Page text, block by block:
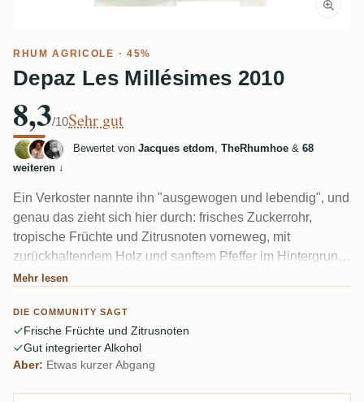
RHUM AGRICOLE · 45%
Depaz Les Millésimes 2010
8,3/10Sehr gut
Bewertet von Jacques etdom, TheRhumhoe & 68
weiteren ↓
Ein Verkoster nannte ihn "ausgewogen und lebendig", und
genau das zieht sich hier durch: frisches Zuckerrohr,
tropische Früchte und Zitrusnoten vorneweg, mit
zurückhaltendem Holz und sanftem Pfeffer im Hintergrund.
Einige nehmen Apfel und Birne wahr, die in Richtung
obwohl sich einige wünschen, er wäre etwas stärker
abgefüllt – der Abgang ist etwas kurz und leicht trocken.
Mehr lesen
DIE COMMUNITY SAGT
Frische Früchte und Zitrusnoten
Gut integrierter Alkohol
Aber: Etwas kurzer Abgang